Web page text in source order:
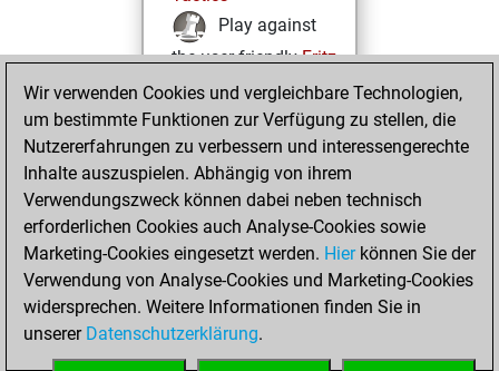
Play against
the user friendlyFritz
Test and
improve your
openings knowledge
onMyMoves
Play and
follow your friends'
games on Play
Solve some
beautiful and
Wir verwenden Cookies und vergleichbare Technologien,
um bestimmte Funktionen zur Verfügung zu stellen, die
Nutzererfahrungen zu verbessern und interessengerechte
Inhalte auszuspielen. Abhängig von ihrem
Verwendungszweck können dabei neben technisch
erforderlichen Cookies auch Analyse-Cookies sowie
Marketing-Cookies eingesetzt werden. Hierkönnen Sie der
Verwendung von Analyse-Cookies und Marketing-Cookies
widersprechen. Weitere Informationen finden Sie in
unserer Datenschutzerklärung.